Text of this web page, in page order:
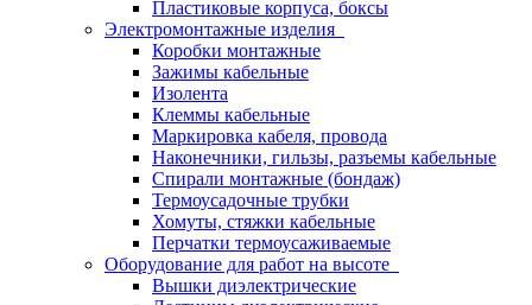
Пластиковые корпуса, боксы
Электромонтажные изделия
Коробки монтажные
Зажимы кабельные
Изолента
Клеммы кабельные
Маркировка кабеля, провода
Наконечники, гильзы, разъемы кабельные
Спирали монтажные (бондаж)
Термоусадочные трубки
Хомуты, стяжки кабельные
Перчатки термоусаживаемые
Оборудование для работ на высоте
Вышки диэлектрические